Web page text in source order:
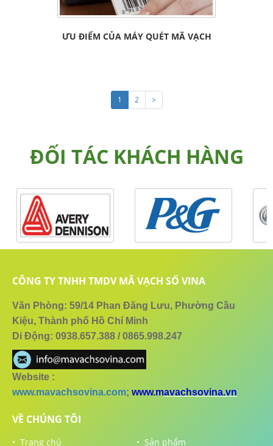
ƯU ĐIỂM CỦA MÁY QUÉT MÃ VẠCH
1 2 >
ĐỐI TÁC KHÁCH HÀNG
CÔNG TY TNHH TMDV MÃ VẠCH SỐ VINA
Văn Phòng: 59/14 Phan Đăng Lưu, Phường Cầu
Kiệu, Thành phố Hồ Chí Minh
Di Động: 0938.657.388 / 0865.998.247
Website :
www.mavachsovina.com; www.mavachsovina.vn
VỀ CHÚNG TÔI
• Trang chủ • Sản phẩm